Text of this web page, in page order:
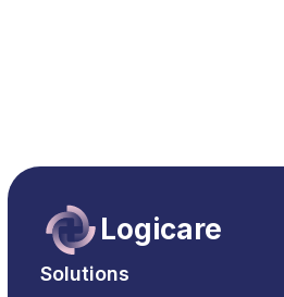
Logicare
Solutions